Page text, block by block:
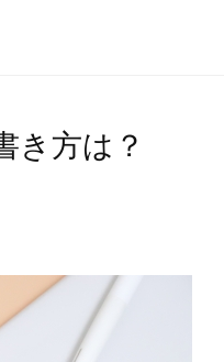
き方は？